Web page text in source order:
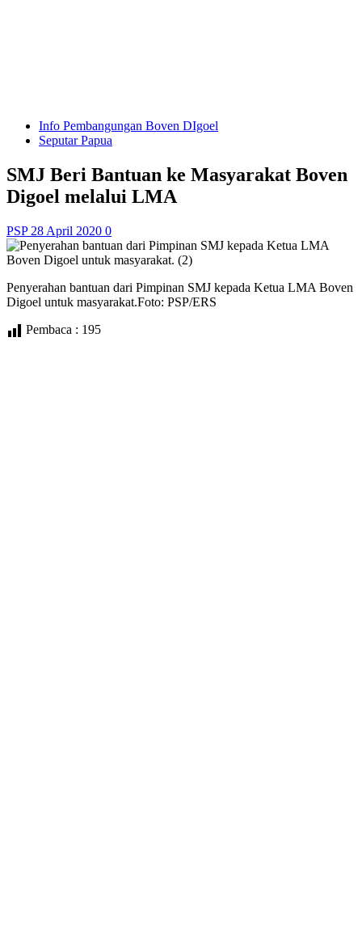
Info Pembangungan Boven DIgoel
Seputar Papua
SMJ Beri Bantuan ke Masyarakat Boven
Digoel melalui LMA
PSP 28 April 2020 0
Penyerahan bantuan dari Pimpinan SMJ kepada Ketua LMA Boven
Digoel untuk masyarakat.Foto: PSP/ERS
Pembaca : 195